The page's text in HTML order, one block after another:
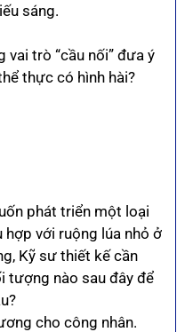
sáng.
vai trò “cầu nối” đưa ý
thực có hình hài?
phát triển một loại
với ruộng lúa nhỏ ở
Kỹ sư thiết kế cần
tượng nào sau đây để
cho công nhân.